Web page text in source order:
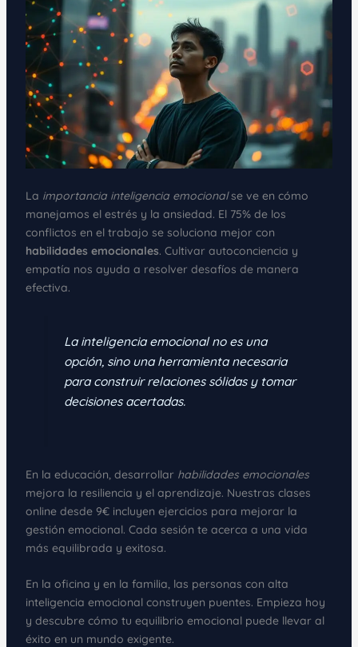
La importancia inteligencia emocionalse ve en cómo
manejamos el estrés y la ansiedad. El 75% de los
conflictos en el trabajo se soluciona mejor con
habilidades emocionales. Cultivar autoconciencia y
empatía nos ayuda a resolver desafíos de manera
efectiva.
La inteligencia emocional no es una
opción, sino una herramienta necesaria
para construir relaciones sólidas y tomar
decisiones acertadas.
En la educación, desarrollar habilidades emocionales
mejora la resiliencia y el aprendizaje. Nuestras clases
online desde 9€ incluyen ejercicios para mejorar la
gestión emocional. Cada sesión te acerca a una vida
más equilibrada y exitosa.
En la oficina y en la familia, las personas con alta
inteligencia emocional construyen puentes. Empieza hoy
y descubre cómo tu equilibrio emocional puede llevar al
éxito en un mundo exigente.